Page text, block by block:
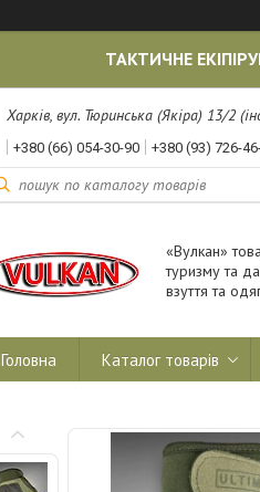
ТАКТИЧНЕ
Харків, вул. Тюринська (Якіра) 13/2
+380 (66) 054-30-90 +380 (93) 726-
«Вулкан»
туризму та
взуття та
Головна Каталог товарів